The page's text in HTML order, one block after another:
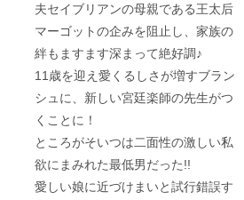
夫セイブリアンの母親である王太后
マーゴットの企みを阻止し、家族の
絆もますます深まって絶好調♪
11歳を迎え愛くるしさが増すブラン
シュに、新しい宮廷楽師の先生がつ
くことに！
ところがそいつは二面性の激しい私
欲にまみれた最低男だった!!
愛しい娘に近づけまいと試行錯誤す